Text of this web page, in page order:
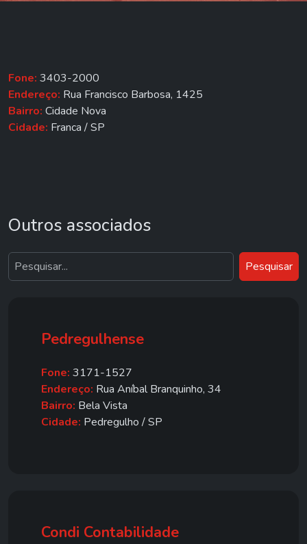
Fone: 3403-2000
Endereço: Rua Francisco Barbosa, 1425
Bairro: Cidade Nova
Cidade: Franca / SP
Outros associados
Pesquisar
Pedregulhense
Fone: 3171-1527
Endereço: Rua Aníbal Branquinho, 34
Bairro: Bela Vista
Cidade: Pedregulho / SP
Condi Contabilidade